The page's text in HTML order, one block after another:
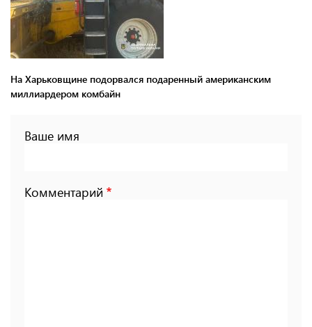
На Харьковщине подорвался подаренный американским
миллиардером комбайн
Ваше имя
Комментарий